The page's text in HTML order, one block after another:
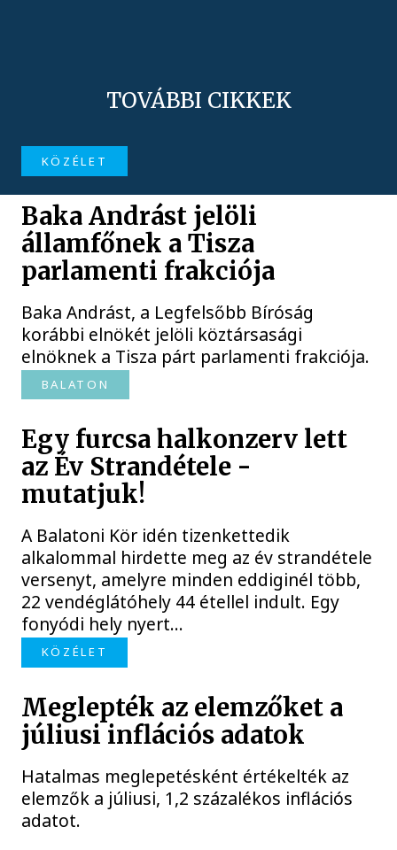
TOVÁBBI CIKKEK
KÖZÉLET
Baka Andrást jelöli
államfőnek a Tisza
parlamenti frakciója
Baka Andrást, a Legfelsőbb Bíróság
korábbi elnökét jelöli köztársasági
elnöknek a Tisza párt parlamenti frakciója.
BALATON
Egy furcsa halkonzerv lett
az Év Strandétele -
mutatjuk!
A Balatoni Kör idén tizenkettedik
alkalommal hirdette meg az év strandétele
versenyt, amelyre minden eddiginél több,
22 vendéglátóhely 44 étellel indult. Egy
fonyódi hely nyert...
KÖZÉLET
Meglepték az elemzőket a
júliusi inflációs adatok
Hatalmas meglepetésként értékelték az
elemzők a júliusi, 1,2 százalékos inflációs
adatot.